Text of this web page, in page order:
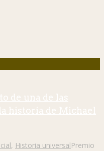
de una de las
historia de Michael
, Historia universalPremio